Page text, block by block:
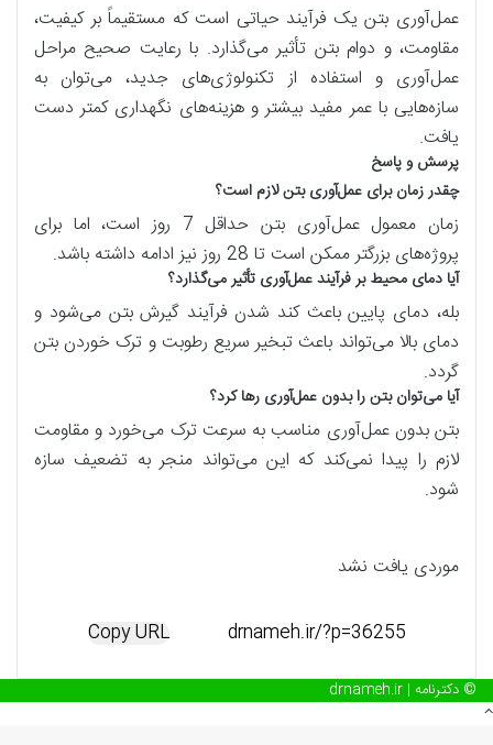
عمل‌آوری بتن یک فرآیند حیاتی است که مستقیماً بر کیفیت،
مقاومت، و دوام بتن تأثیر می‌گذارد. با رعایت صحیح مراحل
عمل‌آوری و استفاده از تکنولوژی‌های جدید، می‌توان به
سازه‌هایی با عمر مفید بیشتر و هزینه‌های نگهداری کمتر دست
یافت.
پرسش و پاسخ
چقدر زمان برای عمل‌آوری بتن لازم است؟
زمان معمول عمل‌آوری بتن حداقل 7 روز است، اما برای
پروژه‌های بزرگتر ممکن است تا 28 روز نیز ادامه داشته باشد.
آیا دمای محیط بر فرآیند عمل‌آوری تأثیر می‌گذارد؟
بله، دمای پایین باعث کند شدن فرآیند گیرش بتن می‌شود و
دمای بالا می‌تواند باعث تبخیر سریع رطوبت و ترک خوردن بتن
گردد.
آیا می‌توان بتن را بدون عمل‌آوری رها کرد؟
بتن بدون عمل‌آوری مناسب به سرعت ترک می‌خورد و مقاومت
لازم را پیدا نمی‌کند که این می‌تواند منجر به تضعیف سازه
شود.
موردی یافت نشد
Copy URL
© دکترنامه | drnameh.ir